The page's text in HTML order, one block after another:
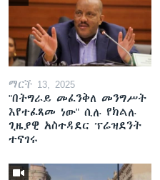
ማርች 13, 2025
"በትግራይ መፈንቅለ መንግሥት
እየተፈጸመ ነው" ሲሉ የክልሉ
ጊዜያዊ አስተዳደር ፕሬዝደንት
ተናገሩ